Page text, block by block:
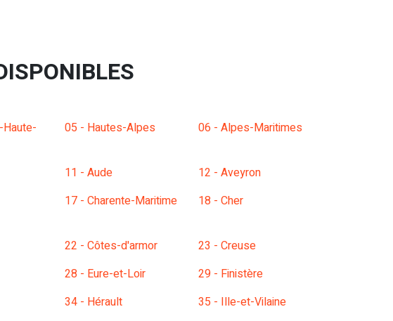
05 - Hautes-Alpes 06 - Alpes-Maritimes
11 - Aude
12 - Aveyron
17 - Charente-Maritime 18 - Cher
22 - Côtes-d'armor
23 - Creuse
28 - Eure-et-Loir
29 - Finistère
34 - Hérault
35 - Ille-et-Vilaine